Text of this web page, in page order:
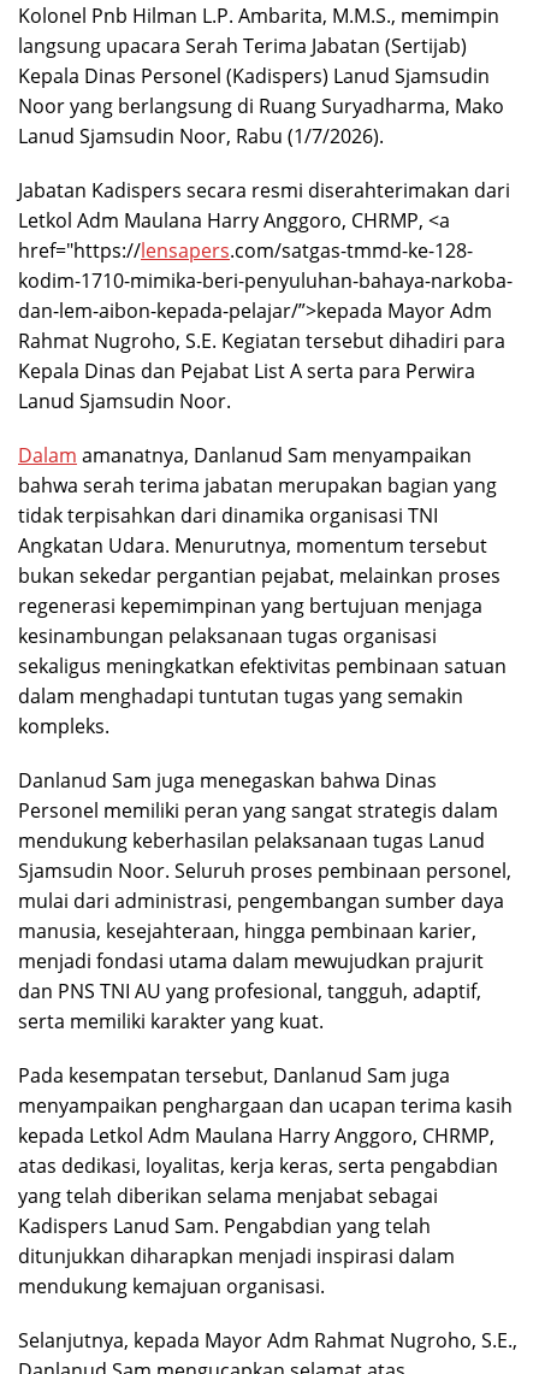
Kolonel Pnb Hilman L.P. Ambarita, M.M.S., memimpin
langsung upacara Serah Terima Jabatan (Sertijab)
Kepala Dinas Personel (Kadispers) Lanud Sjamsudin
Noor yang berlangsung di Ruang Suryadharma, Mako
Lanud Sjamsudin Noor, Rabu (1/7/2026).
Jabatan Kadispers secara resmi diserahterimakan dari
Letkol Adm Maulana Harry Anggoro, CHRMP, <a
href="https://lensapers.com/satgas-tmmd-ke-128-
kodim-1710-mimika-beri-penyuluhan-bahaya-narkoba-
dan-lem-aibon-kepada-pelajar/”>kepada Mayor Adm
Rahmat Nugroho, S.E. Kegiatan tersebut dihadiri para
Kepala Dinas dan Pejabat List A serta para Perwira
Lanud Sjamsudin Noor.
Dalam amanatnya, Danlanud Sam menyampaikan
bahwa serah terima jabatan merupakan bagian yang
tidak terpisahkan dari dinamika organisasi TNI
Angkatan Udara. Menurutnya, momentum tersebut
bukan sekedar pergantian pejabat, melainkan proses
regenerasi kepemimpinan yang bertujuan menjaga
kesinambungan pelaksanaan tugas organisasi
sekaligus meningkatkan efektivitas pembinaan satuan
dalam menghadapi tuntutan tugas yang semakin
kompleks.
Danlanud Sam juga menegaskan bahwa Dinas
Personel memiliki peran yang sangat strategis dalam
mendukung keberhasilan pelaksanaan tugas Lanud
Sjamsudin Noor. Seluruh proses pembinaan personel,
mulai dari administrasi, pengembangan sumber daya
manusia, kesejahteraan, hingga pembinaan karier,
menjadi fondasi utama dalam mewujudkan prajurit
dan PNS TNI AU yang profesional, tangguh, adaptif,
serta memiliki karakter yang kuat.
Pada kesempatan tersebut, Danlanud Sam juga
menyampaikan penghargaan dan ucapan terima kasih
kepada Letkol Adm Maulana Harry Anggoro, CHRMP,
atas dedikasi, loyalitas, kerja keras, serta pengabdian
yang telah diberikan selama menjabat sebagai
Kadispers Lanud Sam. Pengabdian yang telah
ditunjukkan diharapkan menjadi inspirasi dalam
mendukung kemajuan organisasi.
Selanjutnya, kepada Mayor Adm Rahmat Nugroho, S.E.,